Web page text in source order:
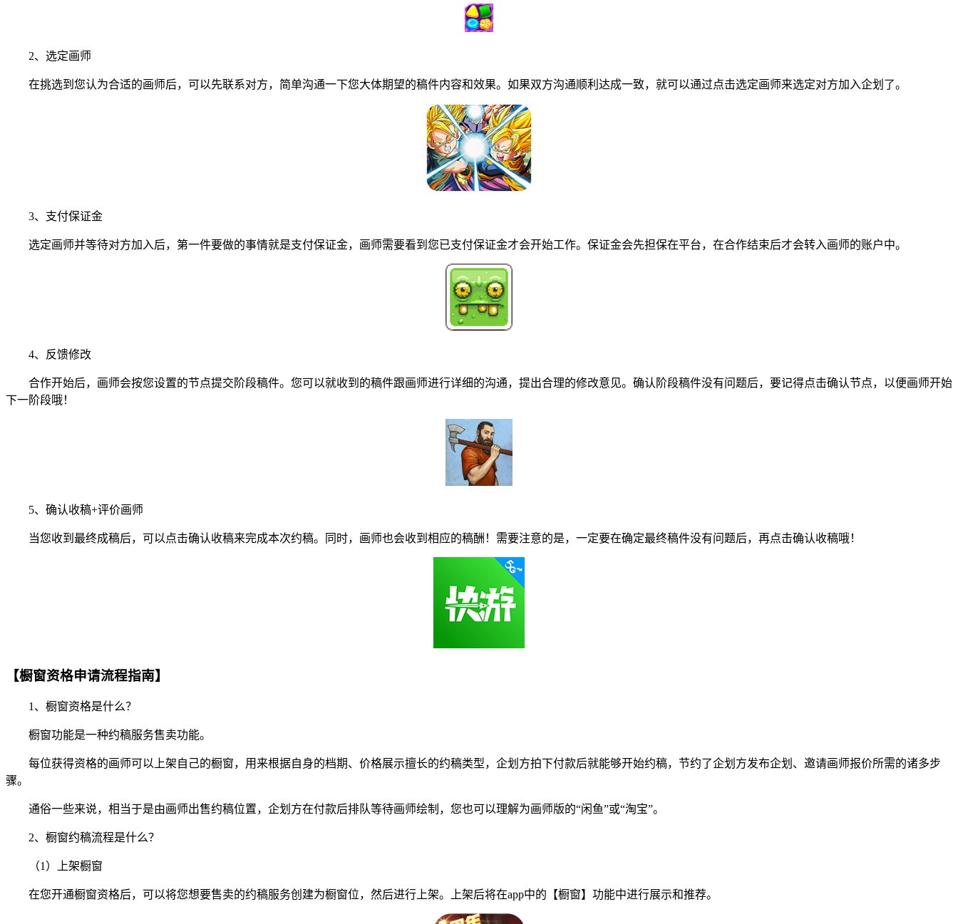
2、选定画师
在挑选到您认为合适的画师后，可以先联系对方，简单沟通一下您大体期望的稿件内容和效果。如果双方沟通顺利达成一致，就可以通过点击选定画师来选定对方加入企划了。
3、支付保证金
选定画师并等待对方加入后，第一件要做的事情就是支付保证金，画师需要看到您已支付保证金才会开始工作。保证金会先担保在平台，在合作结束后才会转入画师的账户中。
4、反馈修改
合作开始后，画师会按您设置的节点提交阶段稿件。您可以就收到的稿件跟画师进行详细的沟通，提出合理的修改意见。确认阶段稿件没有问题后，要记得点击确认节点，以便画师开始
下一阶段哦！
5、确认收稿+评价画师
当您收到最终成稿后，可以点击确认收稿来完成本次约稿。同时，画师也会收到相应的稿酬！需要注意的是，一定要在确定最终稿件没有问题后，再点击确认收稿哦！
【橱窗资格申请流程指南】
1、橱窗资格是什么？
橱窗功能是一种约稿服务售卖功能。
每位获得资格的画师可以上架自己的橱窗，用来根据自身的档期、价格展示擅长的约稿类型，企划方拍下付款后就能够开始约稿，节约了企划方发布企划、邀请画师报价所需的诸多步
骤。
通俗一些来说，相当于是由画师出售约稿位置，企划方在付款后排队等待画师绘制，您也可以理解为画师版的“闲鱼”或“淘宝”。
2、橱窗约稿流程是什么？
（1）上架橱窗
在您开通橱窗资格后，可以将您想要售卖的约稿服务创建为橱窗位，然后进行上架。上架后将在app中的【橱窗】功能中进行展示和推荐。